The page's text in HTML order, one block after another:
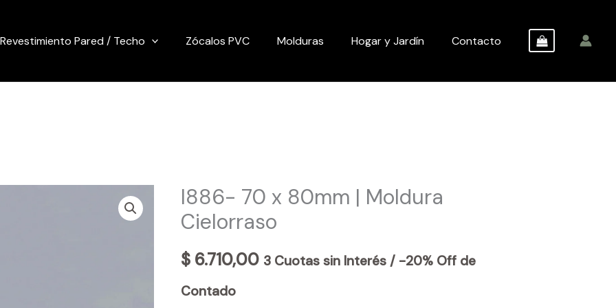
Revestimiento Pared / Techo Zócalos PVC Molduras Hogar y Jardín Contacto
I886- 70 x 80mm | Moldura
Cielorraso
$ 6.710,00 3 Cuotas sin Interés / -20% Off de
Contado